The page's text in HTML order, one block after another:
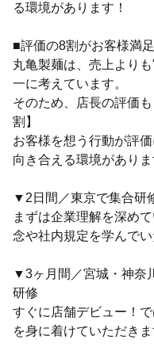
る環境があります！
■評価の8割がお客様満足
丸亀製麺は、売上より
一に考えています。
そのため、店長の評価
割】
お客様を想う行動が評
向き合える環境がありま
▼2日間／東京で集合研
まずは企業理解を深め
念や社内規定を学んでい
▼3ヶ月間／宮城・神奈
研修
すぐに店舗デビュー！
を身に着けていただきま